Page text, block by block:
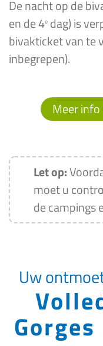
De nacht op de
en de 4edag) is
bivakticket van te
inbegrepen).
Meer
Let op:
moet u
de campings
Uw